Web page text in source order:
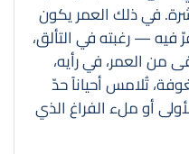
في ذلك العمر يكون
فيه — رغبته في التألق،
من العمر، في رأيه،
تُلامس أحياناً حدّ
أو ملء الفراغ الذي